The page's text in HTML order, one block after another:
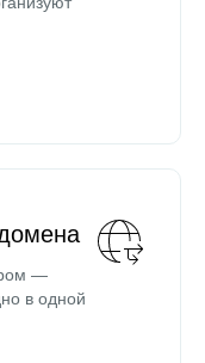
—
в одной